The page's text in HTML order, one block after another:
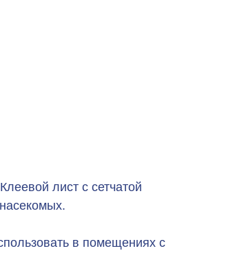
лист с сетчатой
в помещениях с